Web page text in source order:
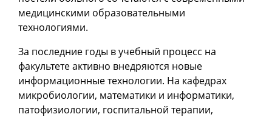
медицинскими образовательными
технологиями.
За последние годы в учебный процесс на
факультете активно внедряются новые
информационные технологии. На кафедрах
микробиологии, математики и информатики,
патофизиологии, госпитальной терапии,